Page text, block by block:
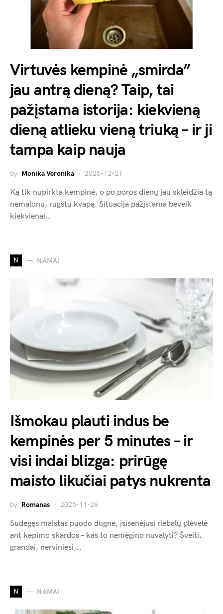
Virtuvės kempinė „smirda”
jau antrą dieną? Taip, tai
pažįstama istorija: kiekvieną
dieną atlieku vieną triuką – ir ji
tampa kaip nauja
by Monika Veronika 2025-12-21
Ką tik nupirkta kempinė, o po poros dienų jau skleidžia tą
nemalonų, rūgštų kvapą. Situacija pažįstama beveik
kiekvienai…
N NAMAI
Išmokau plauti indus be
kempinės per 5 minutes – ir
visi indai blizga: prirūgę
maisto likučiai patys nukrenta
by Romanas 2025-11-26
Sudegęs maistas puodo dugne, įsisenėjusi riebalų plėvelė
ant kepimo skardos – kas to nemėgino nuvalyti? Šveiti,
grandai, nerviniesi,…
N NAMAI